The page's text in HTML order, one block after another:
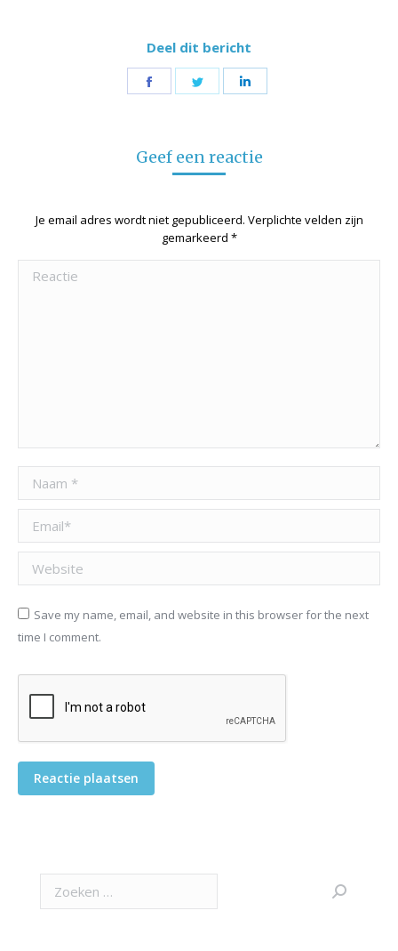
Deel dit bericht
Share
Share
Geef een reactie
Je email adres wordt niet gepubliceerd. Verplichte velden zijn
gemarkeerd *
Reactie
Naam *
Email *
Website
Save my name, email, and website in this browser for the next
time I comment.
Reactie plaatsen
Search: